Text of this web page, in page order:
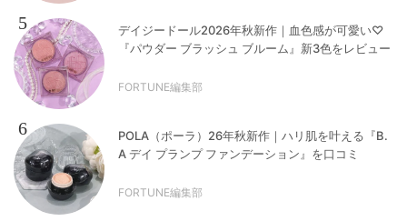
5
デイジードール2026年秋新作｜血色感が可愛い♡
『パウダー ブラッシュ ブルーム』新3色をレビュー
FORTUNE編集部
6
POLA（ポーラ）26年秋新作｜ハリ肌を叶える『B.
A デイ プランプ ファンデーション』を口コミ
FORTUNE編集部